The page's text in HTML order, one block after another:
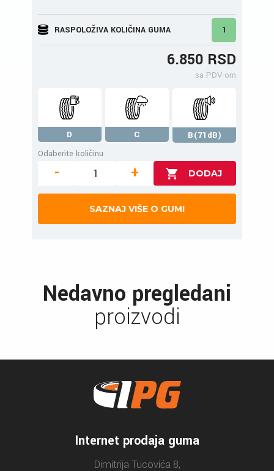
RASPOLOŽIVA KOLIČINA GUMA 1
6.850 RSD
sa PDV-om
D C
B(71dB)
Odaberite količinu
- +
SAZNAJ VIŠE O GUMI
Nedavno pregledani
proizvodi
Internet prodaja guma
Dimitrija Tucovića 8,